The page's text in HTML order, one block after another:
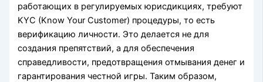
работающих в регулируемых юрисдикциях, требуют
KYC (Know Your Customer) процедуры, то есть
верификацию личности. Это делается не для
создания препятствий, а для обеспечения
справедливости, предотвращения отмывания денег и
гарантирования честной игры. Таким образом,